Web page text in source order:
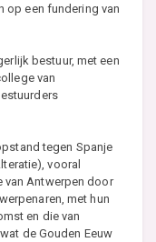
op een fundering van
bestuur, met een
van
tegen Spanje
vooral
van Antwerpen door
met hun
en die van
de Gouden Eeuw